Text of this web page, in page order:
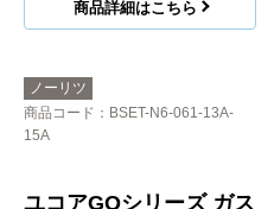
商品詳細はこちら
ノーリツ
商品コード